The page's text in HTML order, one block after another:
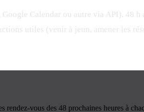
Calendar ou autre via API). 48
utiles (venir à jeun, amener les
rendez-vous des 48 prochaines heures à